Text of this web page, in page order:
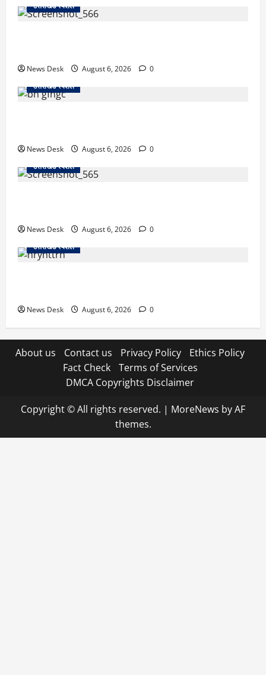
उत्तराखंड स्पेशल
News Desk August 6, 2026
0
उत्तराखंड स्पेशल
News Desk August 6, 2026
0
उत्तराखंड स्पेशल
News Desk August 6, 2026
0
उत्तराखंड स्पेशल
News Desk August 6, 2026 0
About us Contact us Privacy Policy
Ethics Policy
Fact Check
Terms of Services
DMCA Copyrights Disclaimer
Copyright © All rights reserved. | MoreNews by AF
themes.